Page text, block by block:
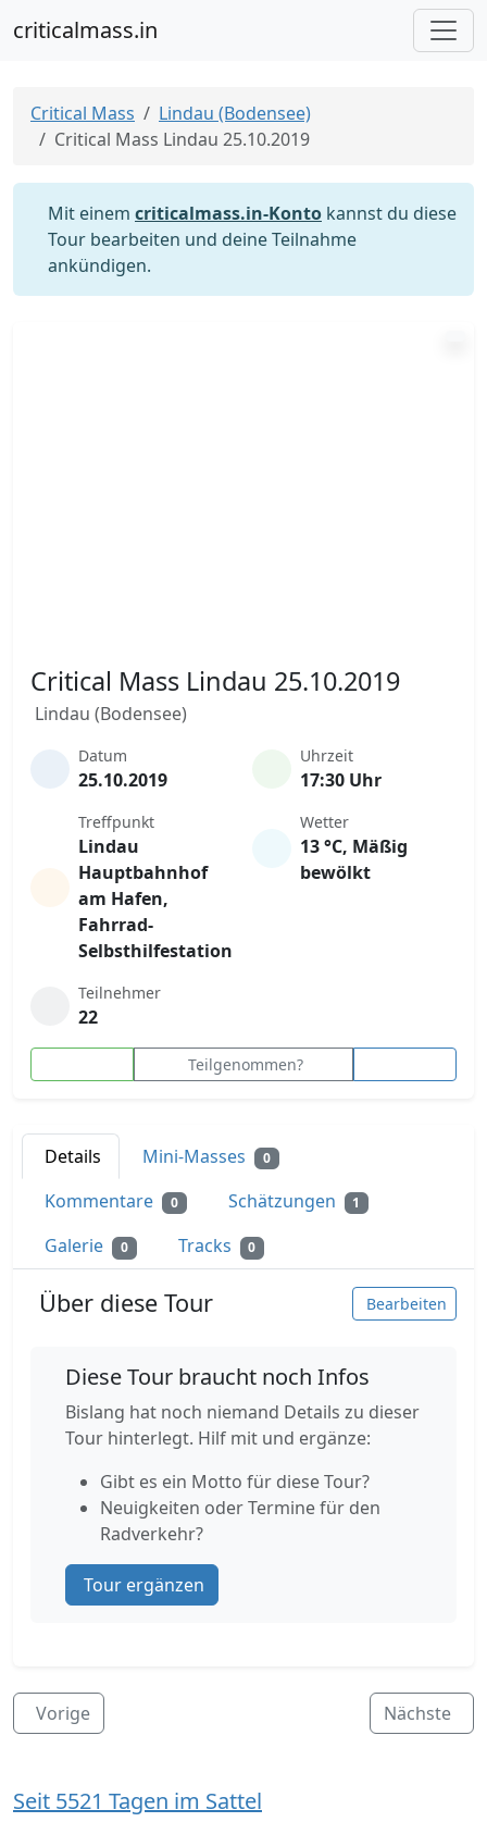
criticalmass.in
Critical Mass
Lindau (Bodensee)
Critical Mass Lindau 25.10.2019
Mit einem criticalmass.in-Konto kannst du diese
Tour bearbeiten und deine Teilnahme
ankündigen.
Critical Mass Lindau 25.10.2019
Lindau (Bodensee)
Datum
25.10.2019
Uhrzeit
17:30 Uhr
Treffpunkt
Lindau
Hauptbahnhof
am Hafen,
Fahrrad-
Selbsthilfestation
Wetter
13 °C, Mäßig
bewölkt
Teilnehmer
22
Teilgenommen?
Details Mini-Masses 0
Kommentare 0 Schätzungen 1
Galerie 0 Tracks 0
Über diese Tour Bearbeiten
Diese Tour braucht noch Infos
Bislang hat noch niemand Details zu dieser
Tour hinterlegt. Hilf mit und ergänze:
Gibt es ein Motto für diese Tour?
Neuigkeiten oder Termine für den
Radverkehr?
Tour ergänzen
Vorige Nächste
Seit 5521 Tagen im Sattel